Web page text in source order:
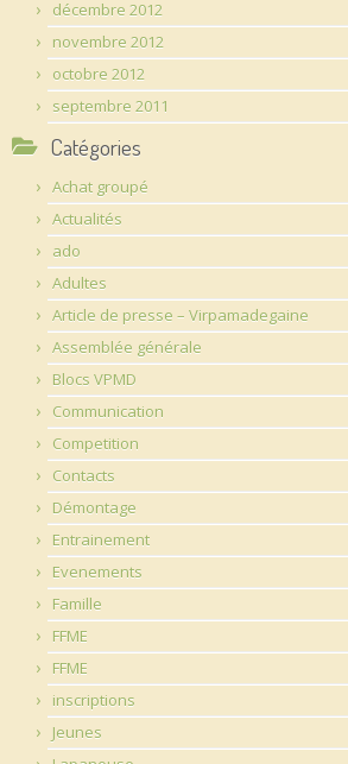
décembre 2012
novembre 2012
octobre 2012
septembre 2011
Catégories
Achat groupé
Actualités
ado
Adultes
Article de presse – Virpamadegaine
Assemblée générale
Blocs VPMD
Communication
Competition
Contacts
Démontage
Entrainement
Evenements
Famille
FFME
FFME
inscriptions
Jeunes